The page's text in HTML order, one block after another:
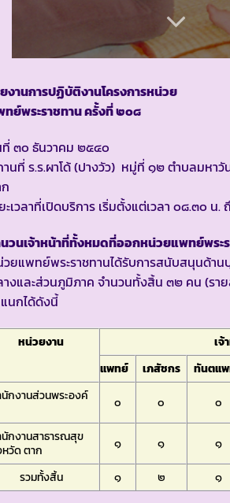
งานการปฏิบัติงานโครงการหน่วย
ย์พระราชทาน ครั้งที่ ๒๐๘
๓๐ ธันวาคม ๒๕๔๐
นที่ ร.ร.ผาโด้ (ปางวัว) หมู่ที่ ๑๒ ตำบลมหา
ะเวลาที่เปิดบริการ เริ่มตั้งแต่เวลา ๐๘.๓๐ น
วนเจ้าหน้าที่ทั้งหมดที่ออกหน่วยแพทย์พระ
ยแพทย์พระราชทานได้รับการสนับสนุนด้า
งและส่วนภูมิภาค จำนวนทั้งสิ้น ๓๒ คน (รา
นกได้ดังนี้
หน่วยงาน
เจ้
แพทย์
เภสัชกร ทันตแ
กงานส่วนพระองค์
๐ ๐ ๐
กงานสาธารณสุข
วัด ตาก
๑ ๑ ๑
รวมทั้งสิ้น
๑ ๒ ๑